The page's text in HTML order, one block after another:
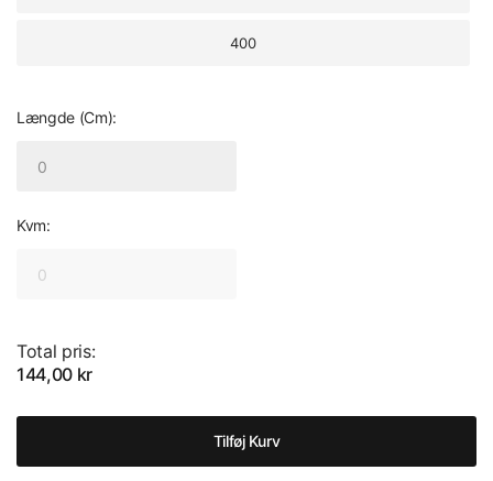
400
Længde (Cm):
Kvm:
Total pris:
144,00 kr
Tilføj Kurv